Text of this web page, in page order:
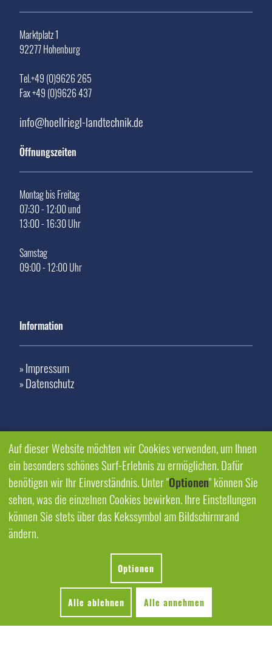
Marktplatz 1
92277 Hohenburg
Tel.+49 (0)9626 265
Fax +49 (0)9626 437
info@hoellriegl-landtechnik.de
Öffnungszeiten
Montag bis Freitag
07:30 - 12:00 und
13:00 - 16:30 Uhr
Samstag
09:00 - 12:00 Uhr
Information
» Impressum
» Datenschutz
Auf dieser Website möchten wir Cookies verwenden, um Ihnen
ein besonders schönes Surf-Erlebnis zu ermöglichen. Dafür
benötigen wir Ihr Einverständnis. Unter "Optionen" können Sie
sehen, was die einzelnen Cookies bewirken. Ihre Einstellungen
können Sie stets über das Kekssymbol am Bildschirmrand
ändern.
Optionen
Alle ablehnen Alle annehmen